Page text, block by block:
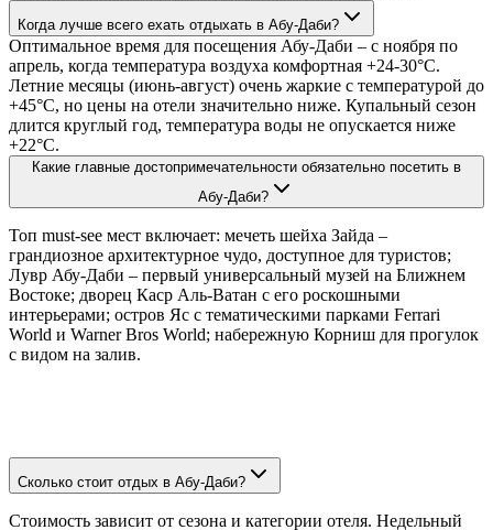
Когда лучше всего ехать отдыхать в Абу-Даби?
Оптимальное время для посещения Абу-Даби – с ноября по
апрель, когда температура воздуха комфортная +24-30°C.
Летние месяцы (июнь-август) очень жаркие с температурой до
+45°C, но цены на отели значительно ниже. Купальный сезон
длится круглый год, температура воды не опускается ниже
+22°C.
Какие главные достопримечательности обязательно посетить в
Абу-Даби?
Топ must-see мест включает: мечеть шейха Зайда –
грандиозное архитектурное чудо, доступное для туристов;
Лувр Абу-Даби – первый универсальный музей на Ближнем
Востоке; дворец Каср Аль-Ватан с его роскошными
интерьерами; остров Яс с тематическими парками Ferrari
World и Warner Bros World; набережную Корниш для прогулок
с видом на залив.
Сколько стоит отдых в Абу-Даби?
Стоимость зависит от сезона и категории отеля. Недельный